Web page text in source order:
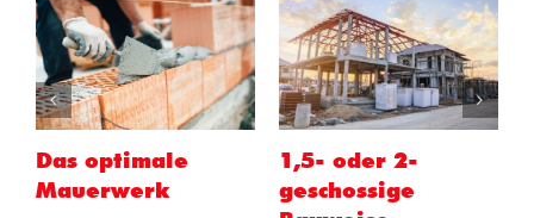
Trends für Garten
und Außenanlagen
Start für neue
KfW-